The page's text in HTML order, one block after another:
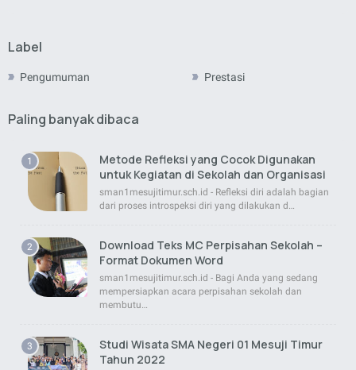
Label
Pengumuman Prestasi
Paling banyak dibaca
Metode Refleksi yang Cocok Digunakan
untuk Kegiatan di Sekolah dan Organisasi
sman1mesujitimur.sch.id - Refleksi diri adalah bagian
dari proses introspeksi diri yang dilakukan d…
Download Teks MC Perpisahan Sekolah –
Format Dokumen Word
sman1mesujitimur.sch.id - Bagi Anda yang sedang
mempersiapkan acara perpisahan sekolah dan
membutu…
Studi Wisata SMA Negeri 01 Mesuji Timur
Tahun 2022